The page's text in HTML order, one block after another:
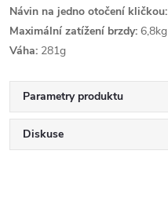
Návin na jedno otočení kličkou:
Maximální zatížení brzdy: 6,8kg
Váha: 281g
Parametry produktu
Diskuse